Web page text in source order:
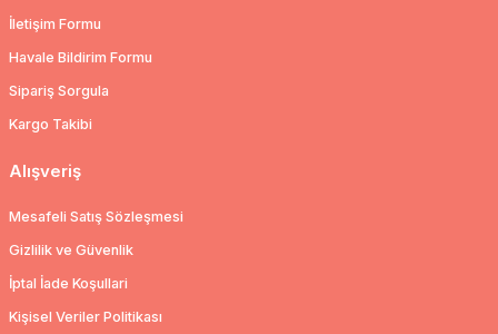
İletişim Formu
Havale Bildirim Formu
Sipariş Sorgula
Kargo Takibi
Alışveriş
Mesafeli Satış Sözleşmesi
Gizlilik ve Güvenlik
İptal İade Koşullari
Kişisel Veriler Politikası